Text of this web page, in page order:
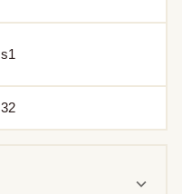
s1
32